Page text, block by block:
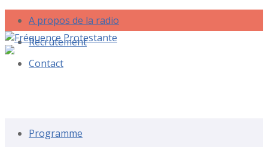
A propos de la radio
Recrutement
Contact
Programme